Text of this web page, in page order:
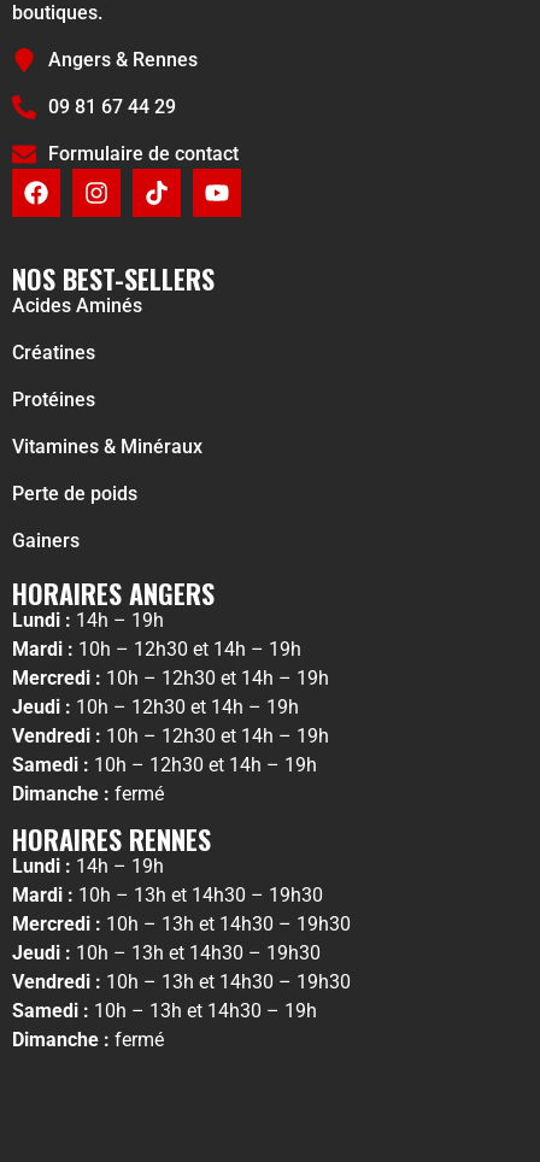
boutiques.
Angers & Rennes
09 81 67 44 29
Formulaire de contact
NOS BEST-SELLERS
Acides Aminés
Créatines
Protéines
Vitamines & Minéraux
Perte de poids
Gainers
HORAIRES ANGERS
Lundi : 14h – 19h
Mardi : 10h – 12h30 et 14h – 19h
Mercredi : 10h – 12h30 et 14h – 19h
Jeudi : 10h – 12h30 et 14h – 19h
Vendredi : 10h – 12h30 et 14h – 19h
Samedi : 10h – 12h30 et 14h – 19h
Dimanche : fermé
HORAIRES RENNES
Lundi : 14h – 19h
Mardi : 10h – 13h et 14h30 – 19h30
Mercredi : 10h – 13h et 14h30 – 19h30
Jeudi : 10h – 13h et 14h30 – 19h30
Vendredi : 10h – 13h et 14h30 – 19h30
Samedi : 10h – 13h et 14h30 – 19h
Dimanche : fermé